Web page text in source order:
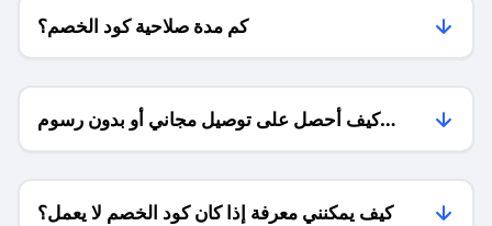
كم مدة صلاحية كود الخصم؟
كيف أحصل على توصيل مجاني أو بدون رسوم
الشحن ؟
كيف يمكنني معرفة إذا كان كود الخصم لا يعمل؟